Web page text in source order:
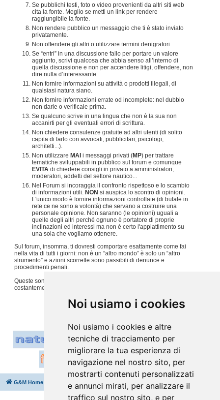
Noi usiamo i cookies
Noi usiamo i cookies e altre
tecniche di tracciamento per
migliorare la tua esperienza di
navigazione nel nostro sito, per
mostrarti contenuti personalizzati
e annunci mirati, per analizzare il
traffico sul nostro sito, e per
Se pubblichi testi, foto o video provenienti da altri siti web
cita la fonte. Meglio se metti un link per rendere
raggiungibile la fonte.
Non rendere pubblico un messaggio che ti è stato inviato
privatamente.
Non offendere gli altri o utilizzare termini denigratori.
Se “entri” in una discussione fallo per portare un valore
aggiunto, scrivi qualcosa che abbia senso all’interno di
quella discussione e non per accendere litigi, offendere, non
dire nulla d’interessante.
Non fornire informazioni su attività o prodotti illegali, di
qualsiasi natura siano.
Non fornire informazioni errate od incomplete: nel dubbio
non darle o verificale prima.
Se qualcuno scrive in una lingua che non è la sua non
accanirti per gli eventuali errori di scrittura.
Non chiedere consulenze gratuite ad altri utenti (di solito
capita di farlo con avvocati, pubblicitari, psicologi,
architetti...).
Non utilizzare MAI i messaggi privati (MP) per trattare
tematiche sviluppabili in pubblico sul forum e comunque
EVITA di chiedere consigli in privato a amministratori,
moderatori, addetti del settore nautico...
Nel Forum si incoraggia il confronto rispettoso e lo scambio
di informazioni utili. NON si auspica lo scontro di opinioni.
L'unico modo è fornire informazioni controllate (di bufale in
rete ce ne sono a volontà) che servano a costruire una
personale opinione. Non saranno (le opinioni) uguali a
quelle degli altri perché ognuno è portatore di proprie
inclinazioni ed interessi ma non è certo l'appiattimento su
una sola che vogliamo ottenere.
Sul forum, insomma, ti dovresti comportare esattamente come fai
nella vita di tutti i giorni: non è un “altro mondo” è solo un “altro
strumento” e azioni scorrette sono passibili di denunce e
procedimenti penali.
Queste sono solo alcune regole, per tutto il resto usiamo
costantemente
G&M Home Tutti gli orari sonoUTC+02:00
Cancella cookie